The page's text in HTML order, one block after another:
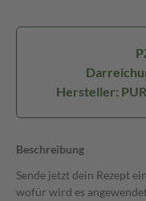
Hersteller:
Beschreibung
Sende jetzt dein Rezept
wofür wird es